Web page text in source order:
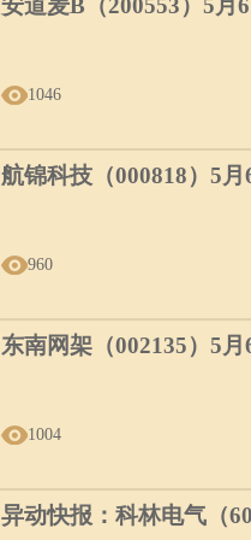
1046
航锦科技（000818）5
960
东南网架（002135）5
1004
异动快报：科林电气（